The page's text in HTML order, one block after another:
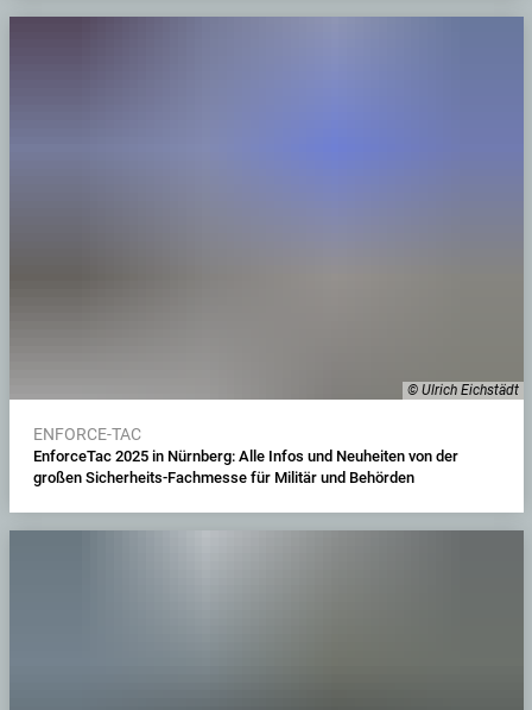
© Ulrich Eichstädt
ENFORCE-TAC
EnforceTac 2025 in Nürnberg: Alle Infos und Neuheiten von der
großen Sicherheits-Fachmesse für Militär und Behörden